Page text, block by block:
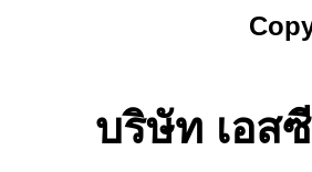
บริษัท เอส